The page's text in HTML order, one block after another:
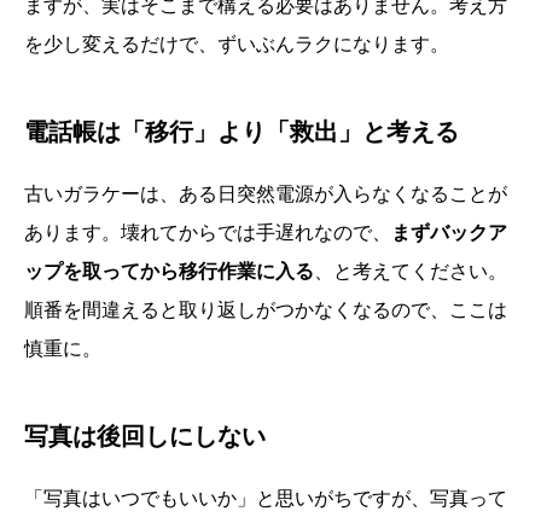
ますが、実はそこまで構える必要はありません。考え方
を少し変えるだけで、ずいぶんラクになります。
電話帳は「移行」より「救出」と考える
古いガラケーは、ある日突然電源が入らなくなることが
あります。壊れてからでは手遅れなので、
まずバックア
ップを取ってから移行作業に入る 、と考えてください。
順番を間違えると取り返しがつかなくなるので、ここは
慎重に。
写真は後回しにしない
「写真はいつでもいいか」と思いがちですが、写真って